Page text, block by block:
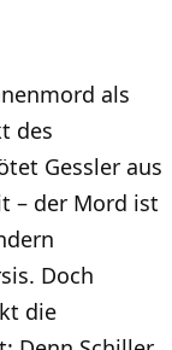
als
des
Gessler aus
– der Mord ist
Doch
die